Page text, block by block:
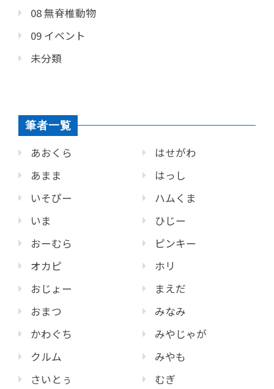
08 無脊椎動物
09 イベント
未分類
筆者一覧
あおくら
あまま
いそぴー
いま
おーむら
オカピ
おじょー
おまつ
かわぐち
クルム
さいとぅ
はせがわ
はっし
ハムくま
ひじー
ピンキー
ホリ
まえだ
みなみ
みやじゃが
みやも
むぎ